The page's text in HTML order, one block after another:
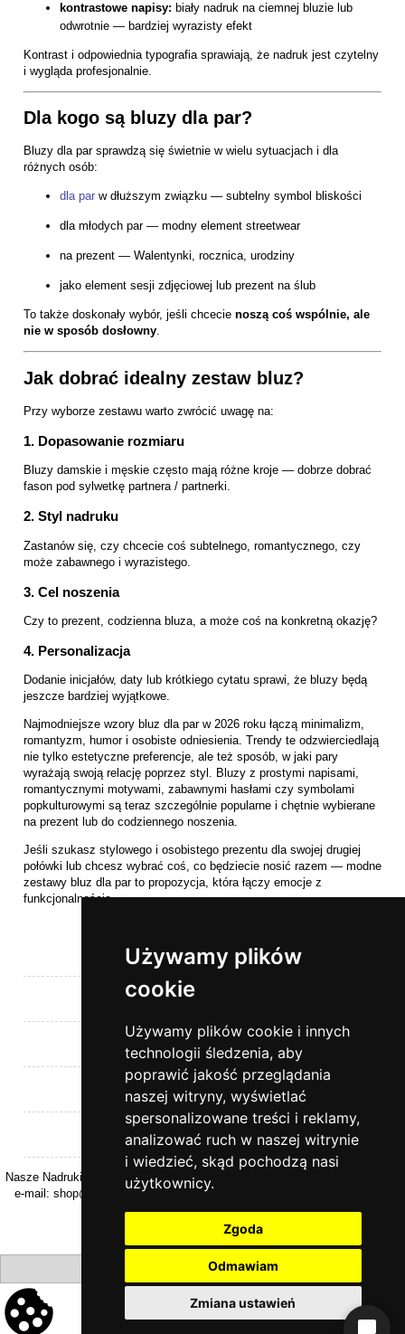
Używamy plików
cookie
Używamy plików cookie i innych
technologii śledzenia, aby
poprawić jakość przeglądania
naszej witryny, wyświetlać
spersonalizowane treści i reklamy,
analizować ruch w naszej witrynie
i wiedzieć, skąd pochodzą nasi
użytkownicy.
Zgoda
Odmawiam
Zmiana ustawień
kontrastowe napisy: biały nadruk na ciemnej bluzie lub
odwrotnie — bardziej wyrazisty efekt
Kontrast i odpowiednia typografia sprawiają, że nadruk jest czytelny
i wygląda profesjonalnie.
Dla kogo są bluzy dla par?
Bluzy dla par sprawdzą się świetnie w wielu sytuacjach i dla
różnych osób:
dla par w dłuższym związku — subtelny symbol bliskości
dla młodych par — modny element streetwear
na prezent — Walentynki, rocznica, urodziny
jako element sesji zdjęciowej lub prezent na ślub
To także doskonały wybór, jeśli chcecie noszą coś wspólnie, ale
nie w sposób dosłowny.
Jak dobrać idealny zestaw bluz?
Przy wyborze zestawu warto zwrócić uwagę na:
1. Dopasowanie rozmiaru
Bluzy damskie i męskie często mają różne kroje — dobrze dobrać
fason pod sylwetkę partnera / partnerki.
2. Styl nadruku
Zastanów się, czy chcecie coś subtelnego, romantycznego, czy
może zabawnego i wyrazistego.
3. Cel noszenia
Czy to prezent, codzienna bluza, a może coś na konkretną okazję?
4. Personalizacja
Dodanie inicjałów, daty lub krótkiego cytatu sprawi, że bluzy będą
jeszcze bardziej wyjątkowe.
Najmodniejsze wzory bluz dla par w 2026 roku łączą minimalizm,
romantyzm, humor i osobiste odniesienia. Trendy te odzwierciedlają
nie tylko estetyczne preferencje, ale też sposób, w jaki pary
wyrażają swoją relację poprzez styl. Bluzy z prostymi napisami,
romantycznymi motywami, zabawnymi hasłami czy symbolami
popkulturowymi są teraz szczególnie popularne i chętnie wybierane
na prezent lub do codziennego noszenia.
Jeśli szukasz stylowego i osobistego prezentu dla swojej drugiej
połówki lub chcesz wybrać coś, co będziecie nosić razem — modne
zestawy bluz dla par to propozycja, która łączy emocje z
funkcjonalnością.
Pomoc
Moje konto
Płatności i dostawa
Informacje
O nas
Nasze Nadruki | ul. Kasztanowa 26 | 32-040 Rzeszotary | woj. Małopolskie |
e-mail: shop@naszenadruki.pl | tel. +48 690 531 231
pokaż pełną wersję strony